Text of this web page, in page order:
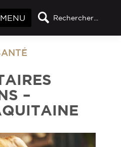
Rechercher...
–
cookies